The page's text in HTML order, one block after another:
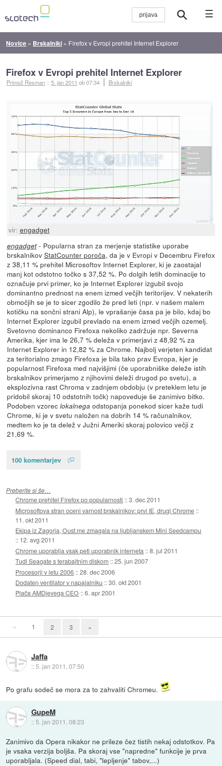
☰
Novice » Brskalniki » Firefox v Evropi prehitel Internet Explorer
Firefox v Evropi prehitel Internet Explorer
Primož Resman ::5. jan 2011 ob 07:34 Brskalniki
vir: engadget
engadget- Popularna stran za merjenje statistike uporabe
brskalnikov StatCounter poroča, da je v Evropi v Decembru Firefox
z 38,11 % prehitel Microsoftov Internet Explorer, ki je zaostajal
manj kot odstotno točko s 37,52 %. Po dolgih letih dominacije to
označuje prvi primer, ko je Internet Explorer izgubil svojo
dominantno prednost na enem izmed večjih teritorijev. V nekaterih
območjih se je to sicer zgodilo že pred leti (npr. v našem malem
kotičku na sončni strani Alp), le vprašanje časa pa je bilo, kdaj bo
Internet Explorer izgubil prevlado na enem izmed večjih ozemelj.
Svetovno dominanco Firefoxa nekoliko zadržuje npr. Severna
Amerika, kjer ima le 26,7 % deleža v primerjavi z 48,92 % za
Internet Explorer in 12,82 % za Chrome. Najbolj verjeten kandidat
za teritorialno zmago Firefoxa je bila tako prav Evropa, kjer je
popularnost Firefoxa med najvišjimi (če uporabniške deleže istih
brskalnikov primerjamo z njihovimi deleži drugod po svetu), a
eksplozivna rast Chroma v zadnjem obdobju (v preteklem letu je
pridobil skoraj 10 odstotnih točk) napoveduje še zanimivo bitko.
Podoben vzorec lokalnega odstopanja ponekod sicer kaže tudi
Chrome, ki je v svetu naložen na dobrih 14 % računalnikov,
medtem ko je ta delež v Južni Ameriki skoraj polovico večji z
21,69 %.
100 komentarjev
Preberite si še…
Chrome prehitel Firefox po popularnosti ::3. dec 2011
Microsoftova stran oceni varnost brskalnikov: prvi IE, drugi Chrome ::
11. okt 2011
Ekipa iz Zagorja, Oust.me zmagala na ljubljanskem Mini Seedcampu
:: 12. avg 2011
Chrome uporablja vsak peti uporabnik interneta ::8. jul 2011
Tudi Seagate s terabajtnim diskom ::25. jun 2007
Procesorji v letu 2006 ::28. dec 2006
Dodaten ventilator v napajalniku ::30. okt 2001
Plača AMDjevega CEO ::6. apr 2001
« 1 2 3 »
Jaffa
::5. jan 2011, 07:50
Po grafu sodeč se mora za to zahvaliti Chromeu.
GupeM
:: 5. jan 2011, 08:23
Zanimivo da Opera nikakor ne prileze čez tistih nekaj odstotkov. Pa
je vsaka verzija boljša. Pa skoraj vse "napredne" funkcije je prva
uporabljala. (Speed dial, tabi, "lepljenje" tabov,...)